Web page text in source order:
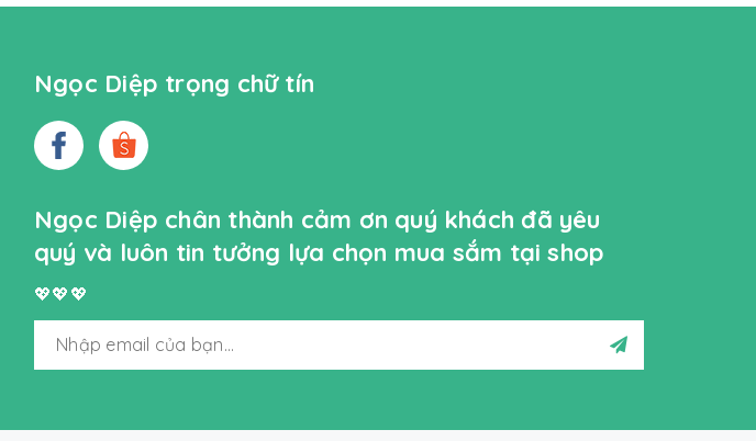
Ngọc Diệp trọng chữ tín
Ngọc Diệp chân thành cảm ơn quý khách đã yêu
quý và luôn tin tưởng lựa chọn mua sắm tại shop
💖💖💖